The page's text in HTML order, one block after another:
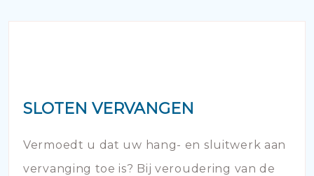
SLOTEN VERVANGEN
Vermoedt u dat uw hang- en sluitwerk aan
vervanging toe is? Bij veroudering van de